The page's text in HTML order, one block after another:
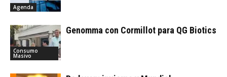
Agenda
Consumo
Masivo
Genomma con Cormillot para QG Biotics